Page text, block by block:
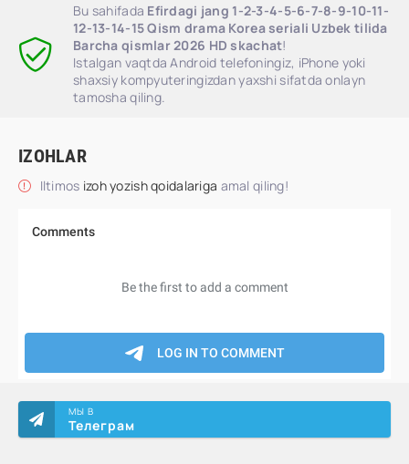
Bu sahifada Efirdagi jang 1-2-3-4-5-6-7-8-9-10-11-
12-13-14-15 Qism drama Korea seriali Uzbek tilida
Barcha qismlar 2026 HD skachat!
Istalgan vaqtda Android telefoningiz, iPhone yoki
shaxsiy kompyuteringizdan yaxshi sifatda onlayn
tamosha qiling.
IZOHLAR
Iltimos izoh yozish qoidalariga amal qiling!
МЫ В
Телеграм